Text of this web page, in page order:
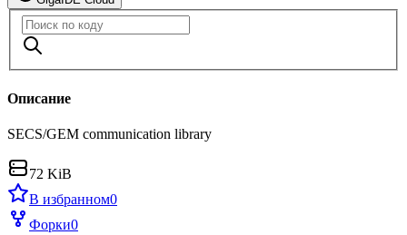
Описание
SECS/GEM communication library
72 KiB
В избранном0
Форки0